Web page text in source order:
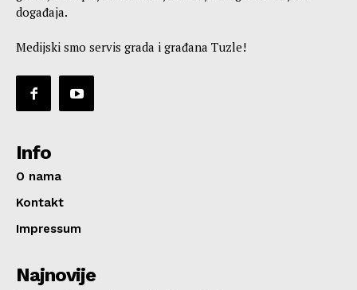
događaja.
Medijski smo servis grada i građana Tuzle!
Info
O nama
Kontakt
Impressum
Najnovije